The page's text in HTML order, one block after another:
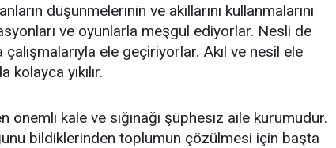
düşünmelerinin ve akıllarını kullanmalarını
ve oyunlarla meşgul ediyorlar. Nesli de
ele geçiriyorlar. Akıl ve nesil ele
yıkılır.
önemli kale ve sığınağı şüphesiz aile kurumudur.
bildiklerinden toplumun çözülmesi için başta